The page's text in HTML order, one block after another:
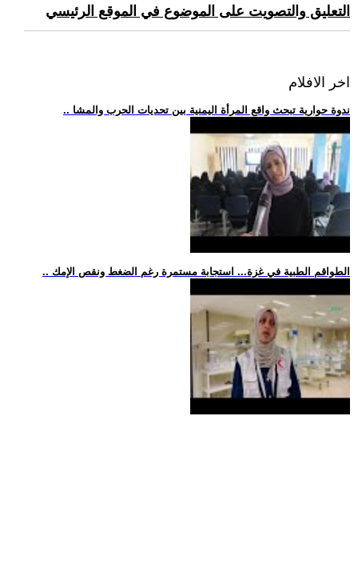
التعليق والتصويت على الموضوع في الموقع الرئيسي
اخر الافلام
.. ندوة حوارية تبحث واقع المرأة اليمنية بين تحديات الحرب والمشا
.. الطواقم الطبية في غزة... استجابة مستمرة رغم الضغط ونقص الإمك